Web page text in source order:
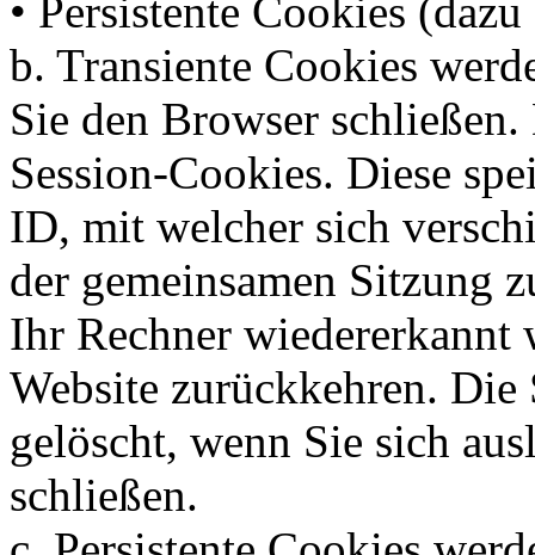
• Persistente Cookies
b. Transiente Cookies
Sie den Browser
Session-Cookies. Diese
ID, mit welcher sich
der gemeinsamen Sitzung
Ihr Rechner wiedererkannt
Website zurückkehren. Die
gelöscht, wenn Sie sich
schließen.